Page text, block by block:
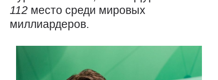
112 место среди мировых
миллиардеров.